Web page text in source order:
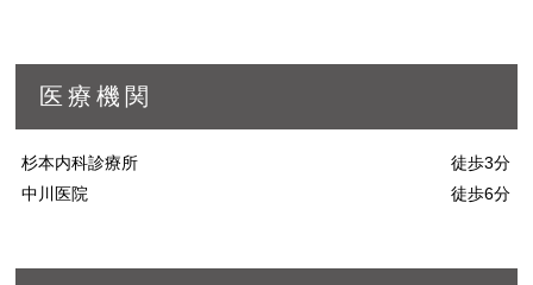
医療機関
杉本内科診療所
徒歩3分
中川医院
徒歩6分